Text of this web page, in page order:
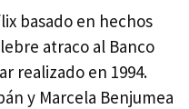
basado en hechos
atraco al Banco
realizado en 1994.
y Marcela Benjumea